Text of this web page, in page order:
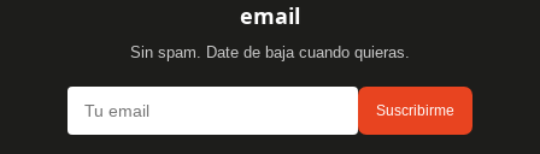
email
Sin spam. Date de baja cuando quieras.
Suscribirme